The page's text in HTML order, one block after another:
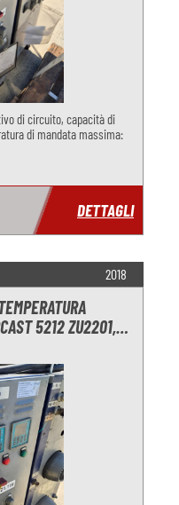
di circuito, capacità di
di mandata massima:
DETTAGLI
2018
5212 ZU2201,